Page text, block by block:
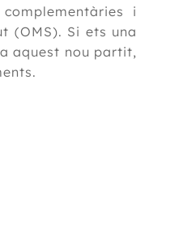
i
(OMS). Si ets una
aquest nou partit,